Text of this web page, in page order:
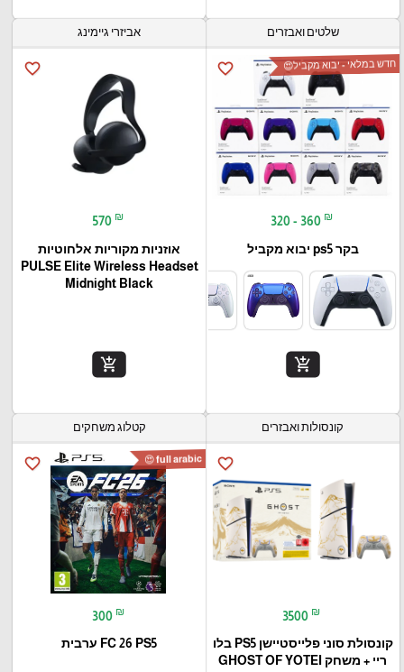
שלטים ואבזרים
favorite_border חדש במלאי - יבוא מקביל😍
320 - 360 ₪
בקר ps5 יבוא מקביל
add_shopping_cart
אביזרי גיימינג
favorite_border
570 ₪
אוזניות מקוריות אלחוטיות
PULSE Elite Wireless Headset
Midnight Black
add_shopping_cart
קונסולות ואבזרים
favorite_border
3500 ₪
קונסולת סוני פלייסטיישן PS5 בלו
ריי + משחק GHOST OF YOTEI
קטלוג משחקים
favorite_border full arabic 😍
300 ₪
FC 26 PS5 ערבית